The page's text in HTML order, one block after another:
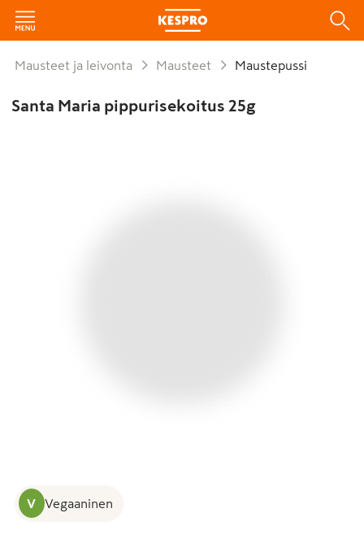
Mausteet ja leivonta Mausteet Maustepussi
Santa Maria pippurisekoitus 25g
V Vegaaninen